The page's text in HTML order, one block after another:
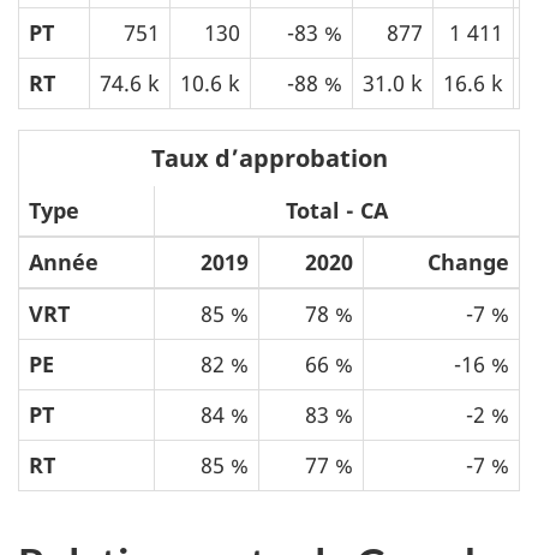
PT
751 130 -83 % 877
1 411
RT
74.6 k 10.6 k -88 % 31.0 k 16.6 k
Taux d’approbation
Type
Total - CA
Année
2019 2020
Change
VRT
85 % 78 %
-7 %
PE
82 % 66 %
-16 %
PT
84 % 83 %
-2 %
RT
85 % 77 % -7 %